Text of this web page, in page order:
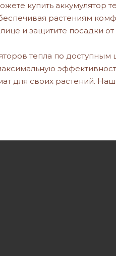
купить аккумулятор
растениям
и защитите посадки
тепла по доступным
для своих растений.